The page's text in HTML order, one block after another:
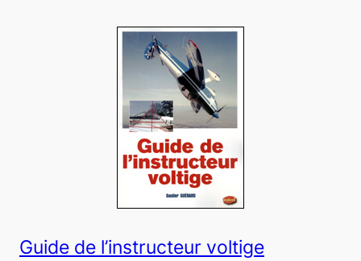
Guide de l’instructeur voltige